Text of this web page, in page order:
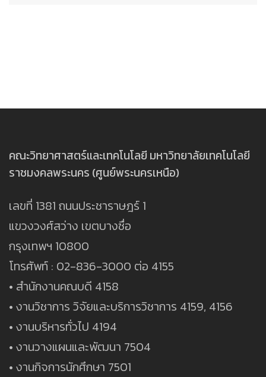
คณะวิทยาศาสตร์และเทคโนโลยี มหาวิทยาลัยเทคโนโลยี
ราชมงคลพระนคร (ศูนย์พระนครเหนือ)
เลขที่ 1381 ถนนประชาราษฎร์ 1
แขวงวงศ์สว่าง เขตบางซื่อ
กรุงเทพฯ 10800
โทรศัพท์ : 02-836-3000 ต่อ 4155
• สำนักงานคณบดี 4158
• งานวิชาการ วิจัยและบริการวิชาการ 4159, 4156
• งานบริหารทั่วไป 4194
• งานวางแผนและพัฒนา 7504
• งานกิจการนักศึกษา 7501